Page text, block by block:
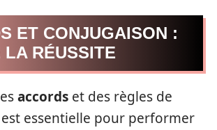
ET CONJUGAISON :
LA RÉUSSITE
accords et des règles de
est essentielle pour performer